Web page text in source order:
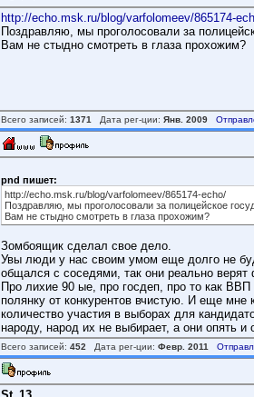
http://echo.msk.ru/blog/varfolomeev/865174-
Поздравляю, мы проголосовали за
Вам не стыдно смотреть в глаза прохожим?
Всего записей: 1371 Дата рег-ции: Янв. 2009
pnd пишет:
http://echo.msk.ru/blog/varfolomeev/865174-echo/
Поздравляю, мы проголосовали за полицейское
Вам не стыдно смотреть в глаза прохожим?
Зомбоящик сделал свое дело.
Увы люди у нас своим умом еще долго не
общался с соседями, так они реально
Про лихие 90 ые, про госдеп, про то как
полянку от конкурентов вчистую. И еще мне
количество участия в выборах для
народу, народ их не выбирает, а они опять и
Всего записей: 452 Дата рег-ции: Февр. 2011